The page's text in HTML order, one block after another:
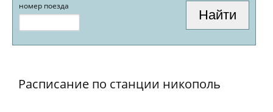
номер поезда
Расписание по станции никополь